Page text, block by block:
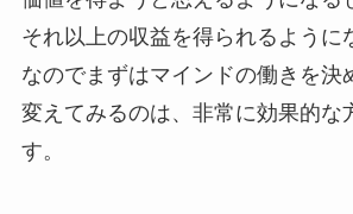
それ以上の収益を得られるように
なのでまずはマインドの働きを決
変えてみるのは、非常に効果的な
す。